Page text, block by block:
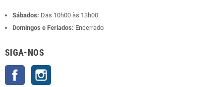
Sábados: Das 10h00 às 13h00
Domingos e Feriados: Encerrado
SIGA-NOS
Facebook